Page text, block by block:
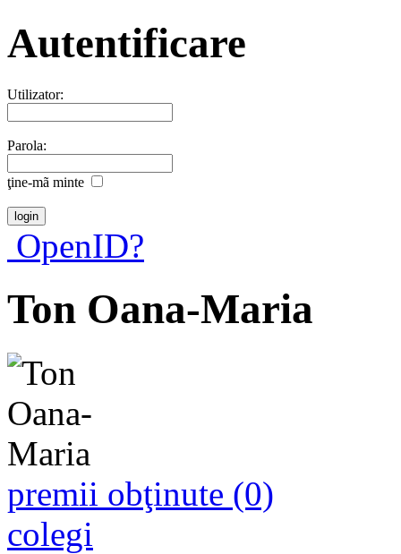
Autentificare
Utilizator:
Parola:
ţine-mã minte
OpenID?
Ton Oana-Maria
premii obţinute (0)
colegi